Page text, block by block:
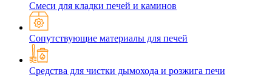
Смеси для кладки печей и каминов
Сопутствующие материалы для печей
Средства для чистки дымохода и розжига печи